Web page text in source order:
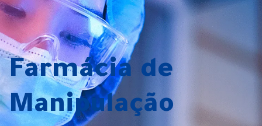
Farmácia de
Manipulação